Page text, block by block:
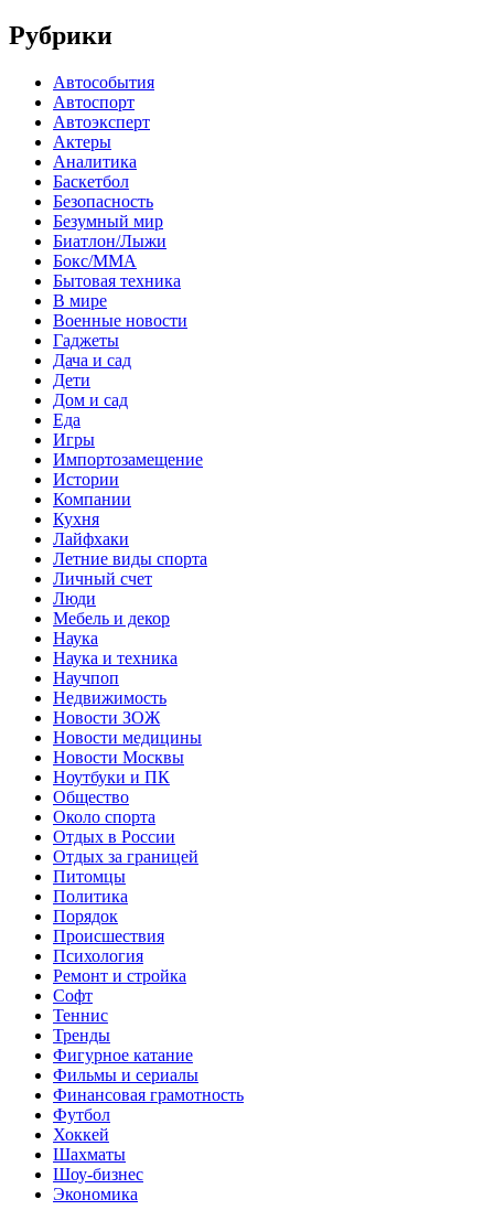
Рубрики
Автособытия
Автоспорт
Автоэксперт
Актеры
Аналитика
Баскетбол
Безопасность
Безумный мир
Биатлон/Лыжи
Бокс/MMA
Бытовая техника
В мире
Военные новости
Гаджеты
Дача и сад
Дети
Дом и сад
Еда
Игры
Импортозамещение
Истории
Компании
Кухня
Лайфхаки
Летние виды спорта
Личный счет
Люди
Мебель и декор
Наука
Наука и техника
Научпоп
Недвижимость
Новости ЗОЖ
Новости медицины
Новости Москвы
Ноутбуки и ПК
Общество
Около спорта
Отдых в России
Отдых за границей
Питомцы
Политика
Порядок
Происшествия
Психология
Ремонт и стройка
Софт
Теннис
Тренды
Фигурное катание
Фильмы и сериалы
Финансовая грамотность
Футбол
Хоккей
Шахматы
Шоу-бизнес
Экономика